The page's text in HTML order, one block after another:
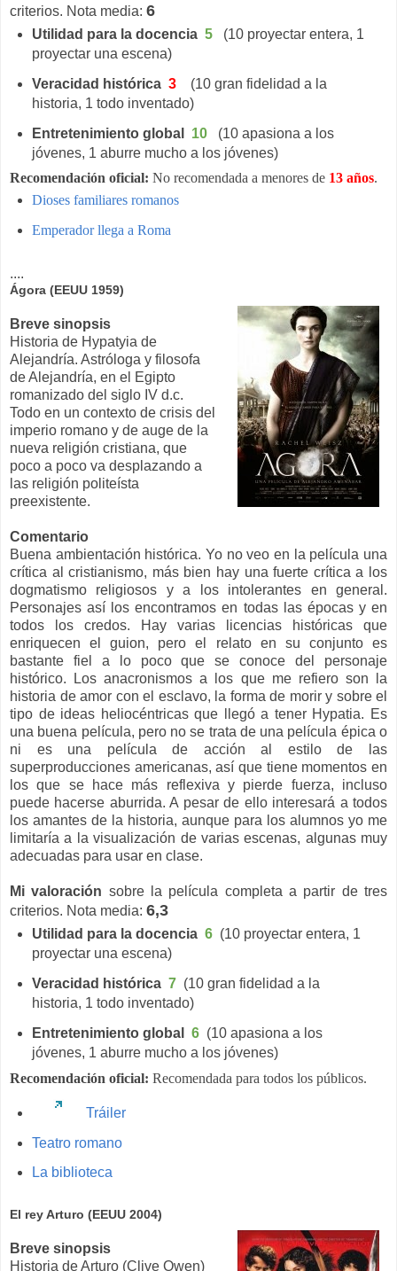
criterios. Nota media: 6
Utilidad para la docencia 5
(10 proyectar entera, 1
proyectar una escena)
Veracidad histórica 3
(10 gran fidelidad a la
historia, 1 todo inventado)
Entretenimiento global
10(10 apasiona a los
jóvenes, 1 aburre mucho a los jóvenes)
Recomendación oficial: No recomendada a menores de 13 años.
Dioses familiares romanos
Emperador llega a Roma
....
Ágora (EEUU 1959)
Breve sinopsis
Historia de Hypatyia de
Alejandría. Astróloga y filosofa
de Alejandría, en el Egipto
romanizado del siglo IV d.c.
Todo en un contexto de crisis del
imperio romano y de auge de la
nueva religión cristiana, que
poco a poco va desplazando a
las religión politeísta
preexistente.
Comentario
Buena ambientación histórica. Yo no veo en la película una
crítica al cristianismo, más bien hay una fuerte crítica a los
dogmatismo religiosos y a los intolerantes en general.
Personajes así los encontramos en todas las épocas y en
todos los credos. Hay varias licencias históricas que
enriquecen el guion, pero el relato en su conjunto es
bastante fiel a lo poco que se conoce del personaje
histórico. Los anacronismos a los que me refiero son la
historia de amor con el esclavo, la forma de morir y sobre el
tipo de ideas heliocéntricas que llegó a tener Hypatia. Es
una buena película, pero no se trata de una película épica o
ni es una película de acción al estilo de las
superproducciones americanas, así que tiene momentos en
los que se hace más reflexiva y pierde fuerza, incluso
puede hacerse aburrida. A pesar de ello interesará a todos
los amantes de la historia, aunque para los alumnos yo me
limitaría a la visualización de varias escenas, algunas muy
adecuadas para usar en clase.
Mi valoración sobre la película completa a partir de tres
criterios. Nota media: 6,3
Utilidad para la docencia 6 (10 proyectar entera, 1
proyectar una escena)
Veracidad histórica 7 (10 gran fidelidad a la
historia, 1 todo inventado)
Entretenimiento global
6(10 apasiona a los
jóvenes, 1 aburre mucho a los jóvenes)
Recomendación oficial: Recomendada para todos los públicos.
Tráiler
Teatro romano
La biblioteca
El rey Arturo (EEUU 2004)
Breve sinopsis
Historia de Arturo (Clive Owen)